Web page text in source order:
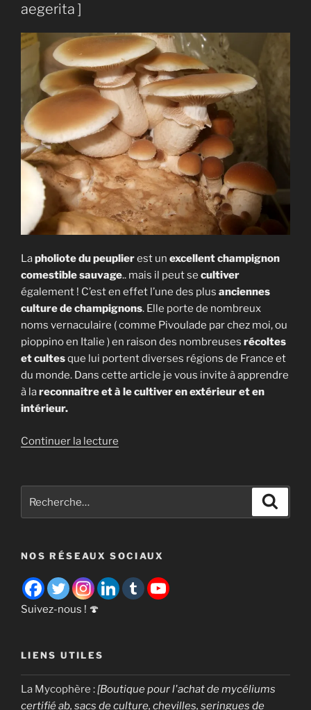
aegerita ]
Lapholiote du peuplierest un excellent champignon
comestible sauvage.. mais il peut se cultiver
également ! C’est en effet l’une des plus anciennes
culture de champignons. Elle porte de nombreux
noms vernaculaire ( comme Pivoulade par chez moi, ou
pioppino en Italie ) en raison des nombreuses récoltes
et cultesque lui portent diverses régions de France et
du monde. Dans cette article je vous invite à apprendre
à lareconnaitre et à le cultiver en extérieur et en
intérieur.
Continuer la lecture
du
aegerita
NOS RÉSEAUX SOCIAUX
Suivez-nous ! 🍄
LIENS UTILES
La Mycophère :[Boutique pour l'achat de mycéliums
certifié ab, sacs de culture, chevilles, seringues de